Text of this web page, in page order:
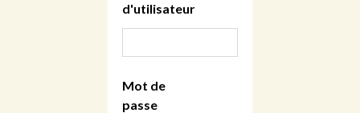
d'utilisateur
Mot de
passe